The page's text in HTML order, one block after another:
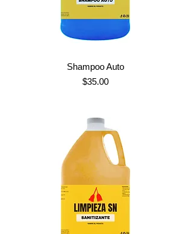
Shampoo Auto
Precio
$35.00